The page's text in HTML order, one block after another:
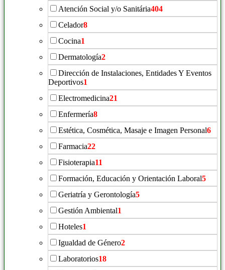
Atención Social y/o Sanitária404
Celador8
Cocina1
Dermatología2
Dirección de Instalaciones, Entidades Y Eventos
Deportivos1
Electromedicina21
Enfermería8
Estética, Cosmética, Masaje e Imagen Personal6
Farmacia22
Fisioterapia11
Formación, Educación y Orientación Laboral5
Geriatría y Gerontología5
Gestión Ambiental1
Hoteles1
Igualdad de Género2
Laboratorios18